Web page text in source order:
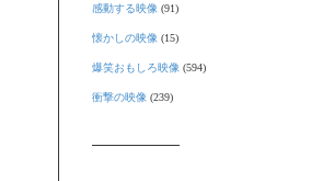
感動する映像 (91)
懐かしの映像 (15)
爆笑おもしろ映像 (594)
衝撃の映像 (239)